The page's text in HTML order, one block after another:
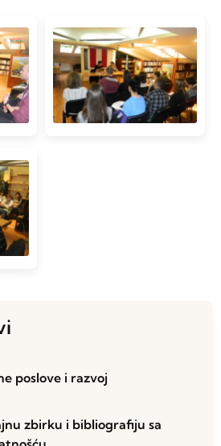
poslove i razvoj
zbirku i bibliografiju sa